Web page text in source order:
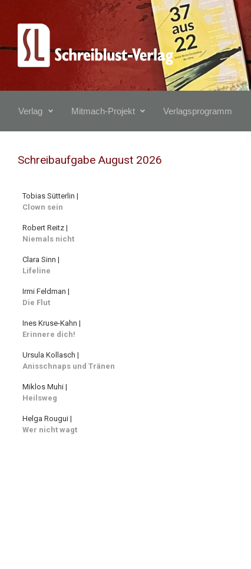
Zum Hauptinhalt springen
Verlag Mitmach-Projekt Verlagsprogramm
Schreibaufgabe August 2026
Tobias Sütterlin |
Clown sein
Robert Reitz |
Niemals nicht
Clara Sinn |
Lifeline
Irmi Feldman |
Die Flut
Ines Kruse-Kahn |
Erinnere dich!
Ursula Kollasch |
Anisschnaps und Tränen
Miklos Muhi |
Heilsweg
Helga Rougui |
Wer nicht wagt